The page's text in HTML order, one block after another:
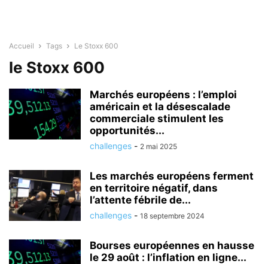
Accueil Tags Le Stoxx 600
le Stoxx 600
Marchés européens : l’emploi
américain et la désescalade
commerciale stimulent les
opportunités...
challenges - 2 mai 2025
Les marchés européens ferment
en territoire négatif, dans
l’attente fébrile de...
challenges - 18 septembre 2024
Bourses européennes en hausse
le 29 août : l’inflation en ligne...